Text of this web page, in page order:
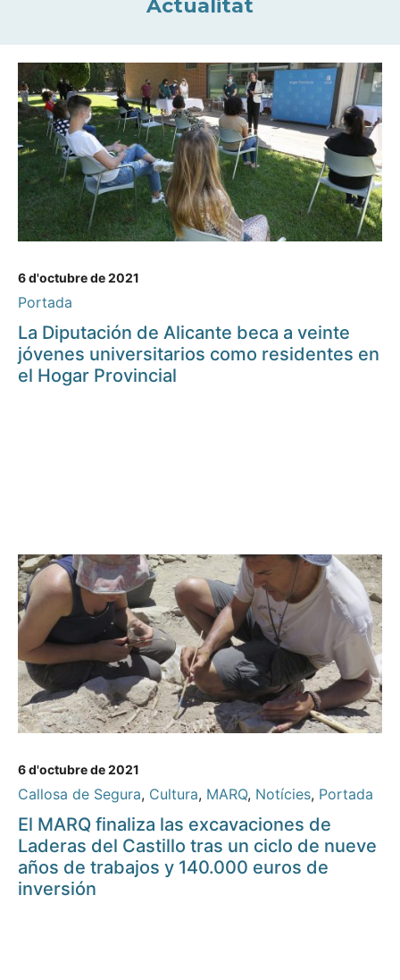
Actualitat
6 d'octubre de 2021
Portada
La Diputación de Alicante beca a veinte
jóvenes universitarios como residentes en
el Hogar Provincial
6 d'octubre de 2021
Callosa de Segura, Cultura, MARQ, Notícies, Portada
El MARQ finaliza las excavaciones de
Laderas del Castillo tras un ciclo de nueve
años de trabajos y 140.000 euros de
inversión